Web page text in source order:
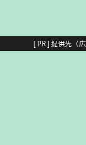
[ PR ] 提供先（